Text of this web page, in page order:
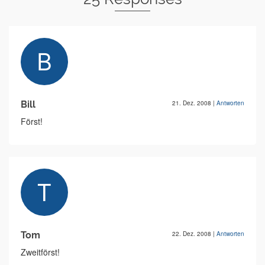
Bill 21. Dez. 2008 | Antworten
Först!
Tom 22. Dez. 2008 | Antworten
Zweitförst!